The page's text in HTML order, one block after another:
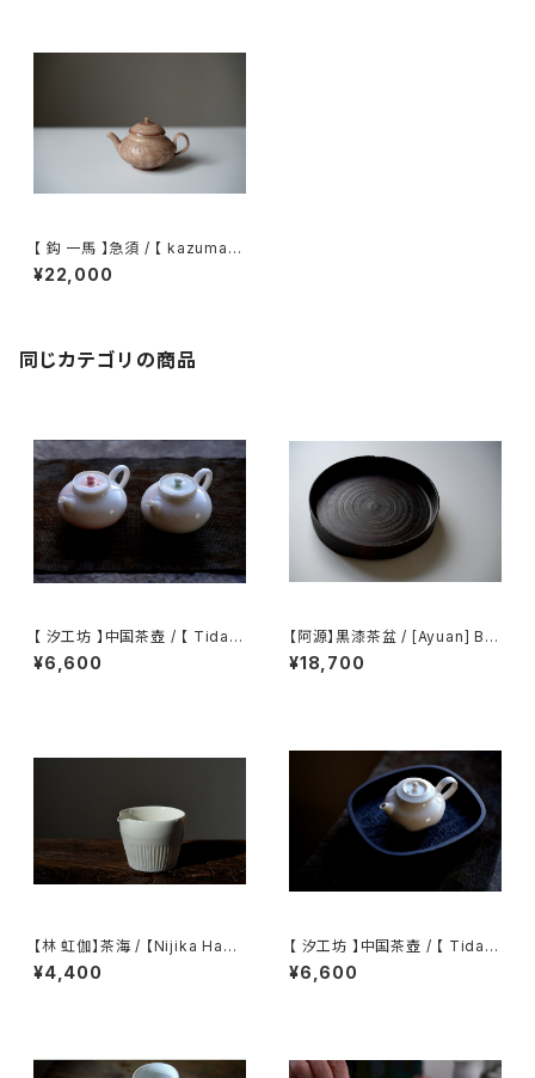
【 鈎 一馬 】急須 / 【 kazuma
magari 】teapot
¥22,000
同じカテゴリの商品
【 汐工坊 】中国茶壺 / 【 Tidal
Atelier 】Chinese teapot
¥6,600
【阿源】黒漆茶盆 / [Ayuan] Bla
ck Lacquer Tea Tray
¥18,700
【林 虹伽】茶海 / 【Nijika Haya
shi 】tea pitcher
¥4,400
【 汐工坊 】中国茶壺 / 【 Tidal
Atelier 】Chinese teapot
¥6,600